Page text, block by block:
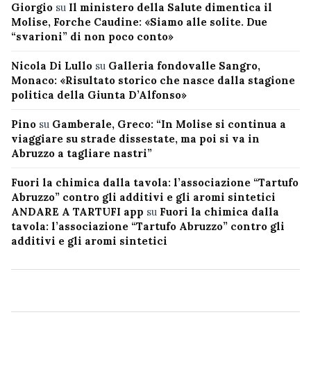
Giorgio su Il ministero della Salute dimentica il
Molise, Forche Caudine: «Siamo alle solite. Due
“svarioni” di non poco conto»
Nicola Di Lullo su Galleria fondovalle Sangro,
Monaco: «Risultato storico che nasce dalla stagione
politica della Giunta D’Alfonso»
Pino su Gamberale, Greco: “In Molise si continua a
viaggiare su strade dissestate, ma poi si va in
Abruzzo a tagliare nastri”
Fuori la chimica dalla tavola: l’associazione “Tartufo
Abruzzo” contro gli additivi e gli aromi sintetici
ANDARE A TARTUFI app su Fuori la chimica dalla
tavola: l’associazione “Tartufo Abruzzo” contro gli
additivi e gli aromi sintetici